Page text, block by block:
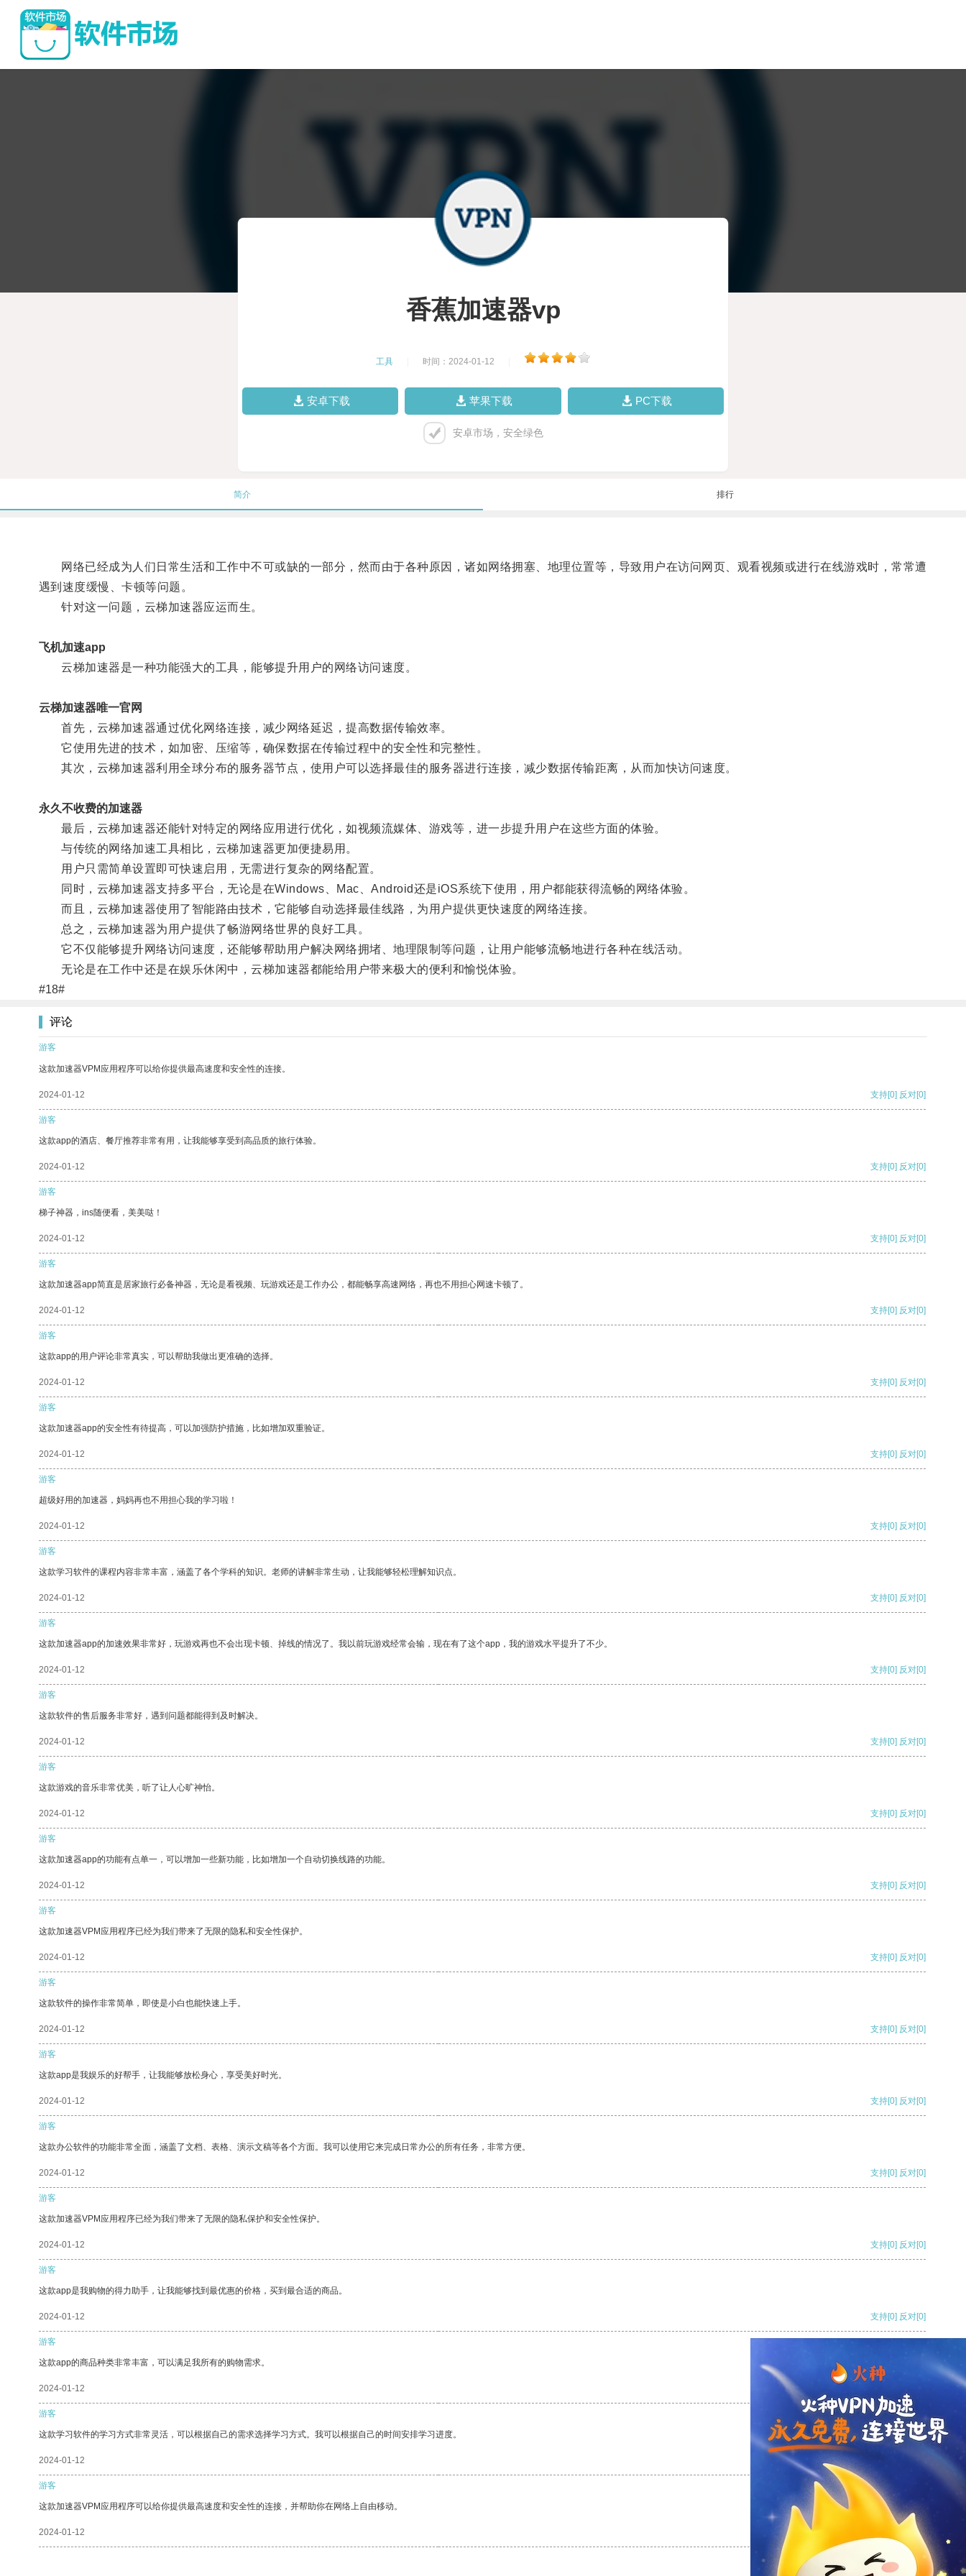
香蕉加速器vp
工具 时间：2024-01-12
安卓下载 苹果下载 PC下载
安卓市场，安全绿色
简介 排行
网络已经成为人们日常生活和工作中不可或缺的一部分，然而由于各种原因，诸如网络拥塞、地理位置等，导致用户在访问网页、观看视频或进行在线游戏时，常常遭
遇到速度缓慢、卡顿等问题。
针对这一问题，云梯加速器应运而生。
飞机加速app
云梯加速器是一种功能强大的工具，能够提升用户的网络访问速度。
云梯加速器唯一官网
首先，云梯加速器通过优化网络连接，减少网络延迟，提高数据传输效率。
它使用先进的技术，如加密、压缩等，确保数据在传输过程中的安全性和完整性。
其次，云梯加速器利用全球分布的服务器节点，使用户可以选择最佳的服务器进行连接，减少数据传输距离，从而加快访问速度。
永久不收费的加速器
最后，云梯加速器还能针对特定的网络应用进行优化，如视频流媒体、游戏等，进一步提升用户在这些方面的体验。
与传统的网络加速工具相比，云梯加速器更加便捷易用。
用户只需简单设置即可快速启用，无需进行复杂的网络配置。
同时，云梯加速器支持多平台，无论是在Windows、Mac、Android还是iOS系统下使用，用户都能获得流畅的网络体验。
而且，云梯加速器使用了智能路由技术，它能够自动选择最佳线路，为用户提供更快速度的网络连接。
总之，云梯加速器为用户提供了畅游网络世界的良好工具。
它不仅能够提升网络访问速度，还能够帮助用户解决网络拥堵、地理限制等问题，让用户能够流畅地进行各种在线活动。
无论是在工作中还是在娱乐休闲中，云梯加速器都能给用户带来极大的便利和愉悦体验。
#18#
评论
游客
这款加速器VPM应用程序可以给你提供最高速度和安全性的连接。
2024-01-12 支持[0] 反对[0]
游客
这款app的酒店、餐厅推荐非常有用，让我能够享受到高品质的旅行体验。
2024-01-12 支持[0] 反对[0]
游客
梯子神器，ins随便看，美美哒！
2024-01-12 支持[0] 反对[0]
游客
这款加速器app简直是居家旅行必备神器，无论是看视频、玩游戏还是工作办公，都能畅享高速网络，再也不用担心网速卡顿了。
2024-01-12 支持[0] 反对[0]
游客
这款app的用户评论非常真实，可以帮助我做出更准确的选择。
2024-01-12 支持[0] 反对[0]
游客
这款加速器app的安全性有待提高，可以加强防护措施，比如增加双重验证。
2024-01-12 支持[0] 反对[0]
游客
超级好用的加速器，妈妈再也不用担心我的学习啦！
2024-01-12 支持[0] 反对[0]
游客
这款学习软件的课程内容非常丰富，涵盖了各个学科的知识。老师的讲解非常生动，让我能够轻松理解知识点。
2024-01-12 支持[0] 反对[0]
游客
这款加速器app的加速效果非常好，玩游戏再也不会出现卡顿、掉线的情况了。我以前玩游戏经常会输，现在有了这个app，我的游戏水平提升了不少。
2024-01-12 支持[0] 反对[0]
游客
这款软件的售后服务非常好，遇到问题都能得到及时解决。
2024-01-12 支持[0] 反对[0]
游客
这款游戏的音乐非常优美，听了让人心旷神怡。
2024-01-12 支持[0] 反对[0]
游客
这款加速器app的功能有点单一，可以增加一些新功能，比如增加一个自动切换线路的功能。
2024-01-12 支持[0] 反对[0]
游客
这款加速器VPM应用程序已经为我们带来了无限的隐私和安全性保护。
2024-01-12 支持[0] 反对[0]
游客
这款软件的操作非常简单，即使是小白也能快速上手。
2024-01-12 支持[0] 反对[0]
游客
这款app是我娱乐的好帮手，让我能够放松身心，享受美好时光。
2024-01-12 支持[0] 反对[0]
游客
这款办公软件的功能非常全面，涵盖了文档、表格、演示文稿等各个方面。我可以使用它来完成日常办公的所有任务，非常方便。
2024-01-12 支持[0] 反对[0]
游客
这款加速器VPM应用程序已经为我们带来了无限的隐私保护和安全性保护。
2024-01-12 支持[0] 反对[0]
游客
这款app是我购物的得力助手，让我能够找到最优惠的价格，买到最合适的商品。
2024-01-12 支持[0] 反对[0]
游客
这款app的商品种类非常丰富，可以满足我所有的购物需求。
2024-01-12
游客
这款学习软件的学习方式非常灵活，可以根据自己的需求选择学习方式。我可以根据自己的时间安排学习进度。
2024-01-12 反对
游客
这款加速器VPM应用程序可以给你提供最高速度和安全性的连接，并帮助你在网络上自由移动。
2024-01-12 反对[0]